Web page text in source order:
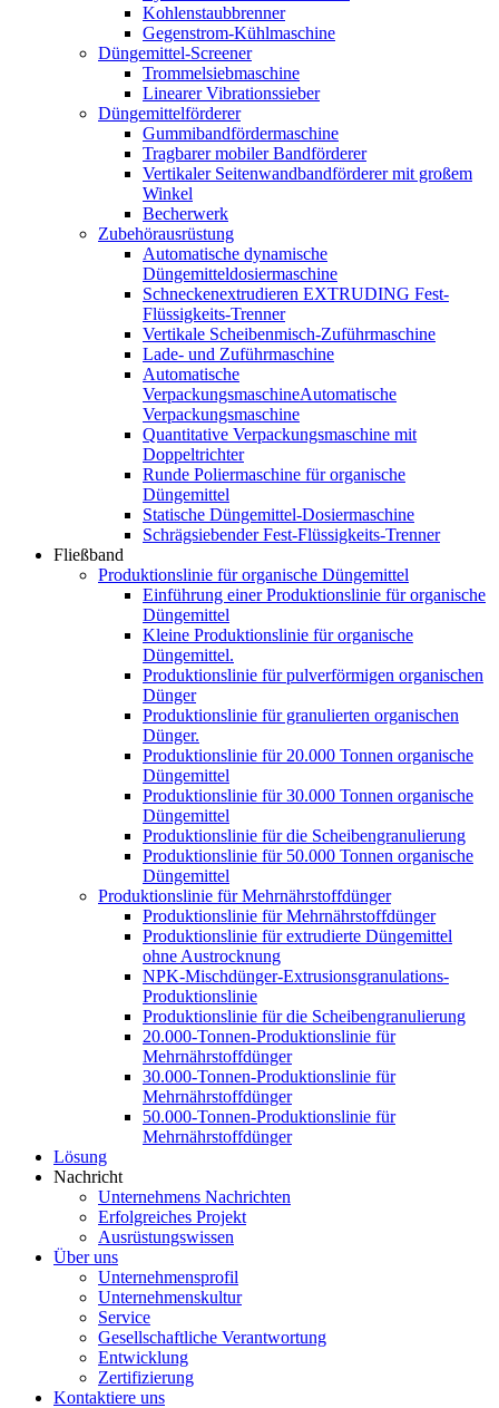
Kohlenstaubbrenner
Gegenstrom-Kühlmaschine
Düngemittel-Screener
Trommelsiebmaschine
Linearer Vibrationssieber
Düngemittelförderer
Gummibandfördermaschine
Tragbarer mobiler Bandförderer
Vertikaler Seitenwandbandförderer mit großem
Winkel
Becherwerk
Zubehörausrüstung
Automatische dynamische
Düngemitteldosiermaschine
Schneckenextrudieren EXTRUDING Fest-
Flüssigkeits-Trenner
Vertikale Scheibenmisch-Zuführmaschine
Lade- und Zuführmaschine
Automatische
VerpackungsmaschineAutomatische
Verpackungsmaschine
Quantitative Verpackungsmaschine mit
Doppeltrichter
Runde Poliermaschine für organische
Düngemittel
Statische Düngemittel-Dosiermaschine
Schrägsiebender Fest-Flüssigkeits-Trenner
Fließband
Produktionslinie für organische Düngemittel
Einführung einer Produktionslinie für organische
Düngemittel
Kleine Produktionslinie für organische
Düngemittel.
Produktionslinie für pulverförmigen organischen
Dünger
Produktionslinie für granulierten organischen
Dünger.
Produktionslinie für 20.000 Tonnen organische
Düngemittel
Produktionslinie für 30.000 Tonnen organische
Düngemittel
Produktionslinie für die Scheibengranulierung
Produktionslinie für 50.000 Tonnen organische
Düngemittel
Produktionslinie für Mehrnährstoffdünger
Produktionslinie für Mehrnährstoffdünger
Produktionslinie für extrudierte Düngemittel
ohne Austrocknung
NPK-Mischdünger-Extrusionsgranulations-
Produktionslinie
Produktionslinie für die Scheibengranulierung
20.000-Tonnen-Produktionslinie für
Mehrnährstoffdünger
30.000-Tonnen-Produktionslinie für
Mehrnährstoffdünger
50.000-Tonnen-Produktionslinie für
Mehrnährstoffdünger
Lösung
Nachricht
Unternehmens Nachrichten
Erfolgreiches Projekt
Ausrüstungswissen
Über uns
Unternehmensprofil
Unternehmenskultur
Service
Gesellschaftliche Verantwortung
Entwicklung
Zertifizierung
Kontaktiere uns